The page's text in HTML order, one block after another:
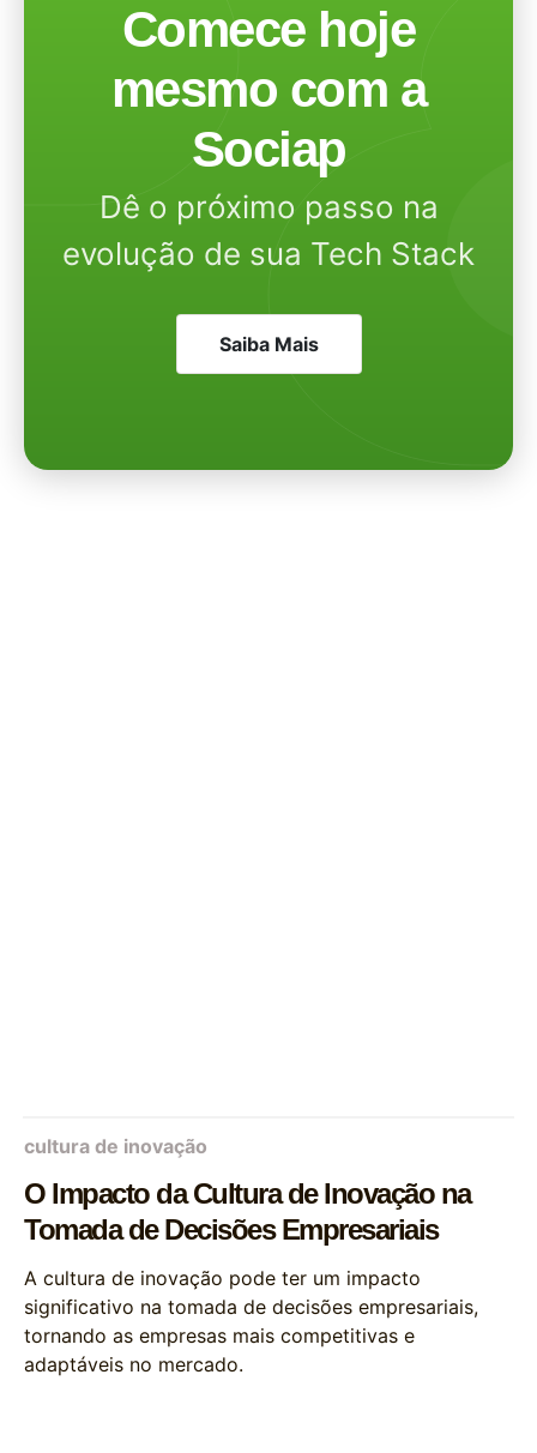
Comece hoje
mesmo com a
Sociap
Dê o próximo passo na
evolução de sua Tech Stack
Saiba Mais
cultura de inovação
O Impacto da Cultura de Inovação na
Tomada de Decisões Empresariais
A cultura de inovação pode ter um impacto
significativo na tomada de decisões empresariais,
tornando as empresas mais competitivas e
adaptáveis no mercado.